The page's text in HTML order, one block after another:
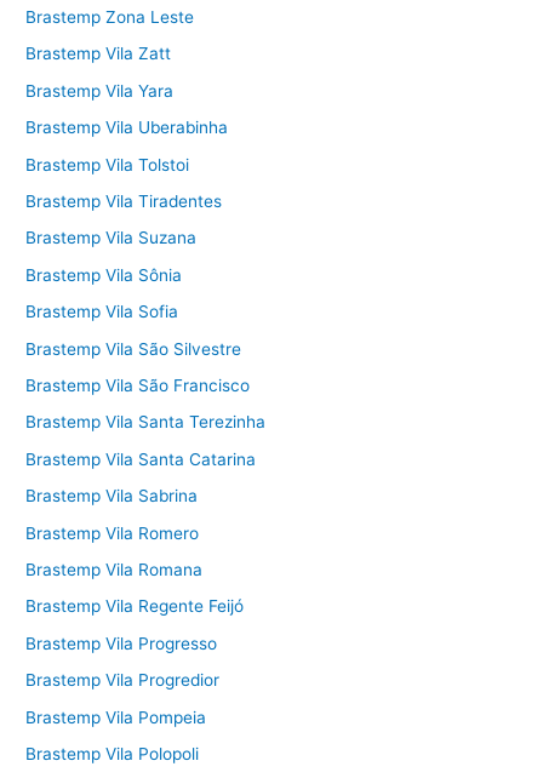
Brastemp Zona Leste
Brastemp Vila Zatt
Brastemp Vila Yara
Brastemp Vila Uberabinha
Brastemp Vila Tolstoi
Brastemp Vila Tiradentes
Brastemp Vila Suzana
Brastemp Vila Sônia
Brastemp Vila Sofia
Brastemp Vila São Silvestre
Brastemp Vila São Francisco
Brastemp Vila Santa Terezinha
Brastemp Vila Santa Catarina
Brastemp Vila Sabrina
Brastemp Vila Romero
Brastemp Vila Romana
Brastemp Vila Regente Feijó
Brastemp Vila Progresso
Brastemp Vila Progredior
Brastemp Vila Pompeia
Brastemp Vila Polopoli